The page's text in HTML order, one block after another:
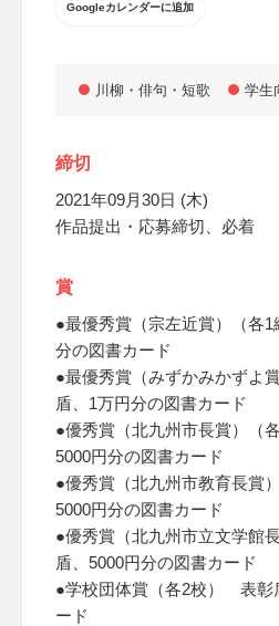
Googleカレンダーに追加
川柳・俳句・短歌 学生
締切
2021年09月30日 (木)
作品提出・応募締切、必着
賞
●最優秀賞（宗左近賞）（各
分の図書カード
●最優秀賞（みずかみかずよ
盾、1万円分の図書カード
●優秀賞（北九州市長賞）（
5000円分の図書カード
●優秀賞（北九州市教育長賞
5000円分の図書カード
●優秀賞（北九州市立文学館
盾、5000円分の図書カード
●学校団体賞（各2校） 表彰
ード